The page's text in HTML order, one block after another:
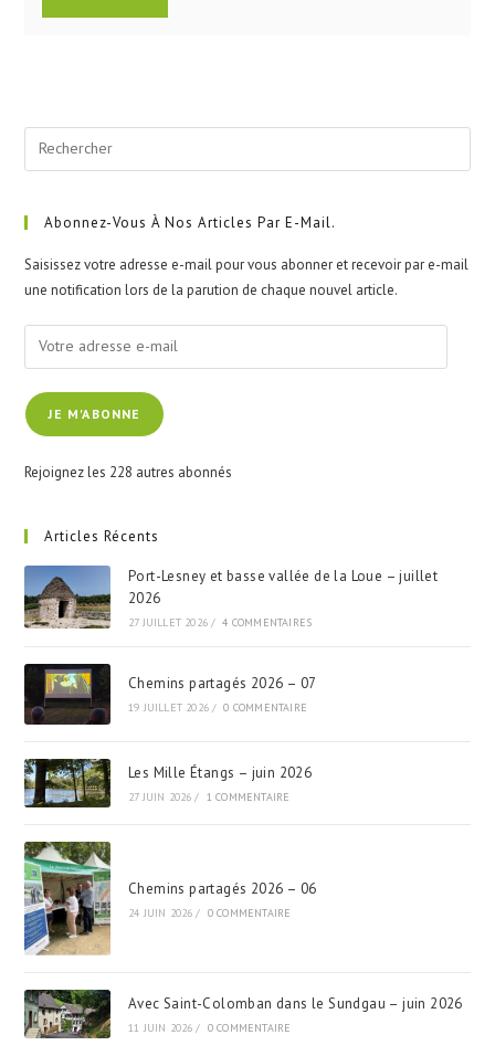
Abonnez-Vous À Nos Articles Par E-Mail.
Saisissez votre adresse e-mail pour vous abonner et recevoir par e-mail
une notification lors de la parution de chaque nouvel article.
Votre
adresse
e-
mailJE M'ABONNE
Rejoignez les 228 autres abonnés
Articles Récents
Port-Lesney et basse vallée de la Loue – juillet
2026
27 JUILLET 2026 / 4 COMMENTAIRES
Chemins partagés 2026 – 07
19 JUILLET 2026 / 0 COMMENTAIRE
Les Mille Étangs – juin 2026
27 JUIN 2026 / 1 COMMENTAIRE
Chemins partagés 2026 – 06
24 JUIN 2026 / 0 COMMENTAIRE
Avec Saint-Colomban dans le Sundgau – juin 2026
11 JUIN 2026 / 0 COMMENTAIRE